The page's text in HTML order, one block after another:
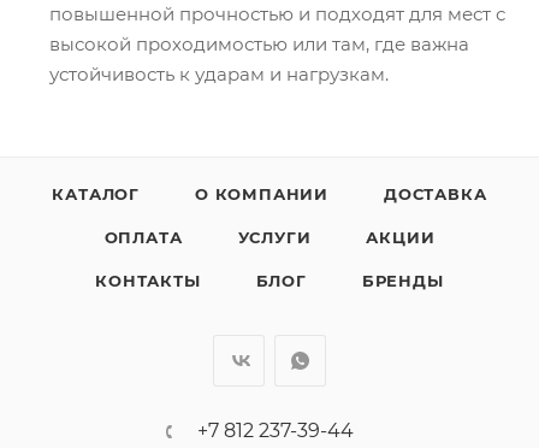
повышенной прочностью и подходят для мест с
высокой проходимостью или там, где важна
устойчивость к ударам и нагрузкам.
КАТАЛОГ О КОМПАНИИ ДОСТАВКА
ОПЛАТА УСЛУГИ АКЦИИ
КОНТАКТЫ БЛОГ БРЕНДЫ
+7 812 237-39-44